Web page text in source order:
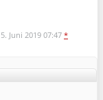
Juni 2019 07:47*